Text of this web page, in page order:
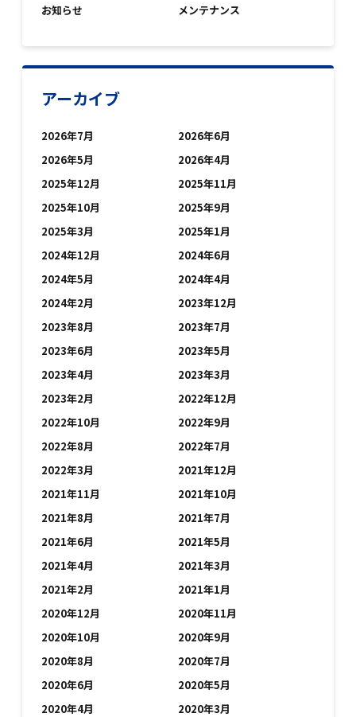
お知らせ メンテナンス
アーカイブ
2026年7月
2026年6月
2026年5月
2026年4月
2025年12月
2025年11月
2025年10月
2025年9月
2025年3月
2025年1月
2024年12月
2024年6月
2024年5月
2024年4月
2024年2月
2023年12月
2023年8月
2023年7月
2023年6月
2023年5月
2023年4月
2023年3月
2023年2月
2022年12月
2022年10月
2022年9月
2022年8月
2022年7月
2022年3月
2021年12月
2021年11月
2021年10月
2021年8月
2021年7月
2021年6月
2021年5月
2021年4月
2021年3月
2021年2月
2021年1月
2020年12月
2020年11月
2020年10月
2020年9月
2020年8月
2020年7月
2020年6月
2020年5月
2020年4月
2020年3月